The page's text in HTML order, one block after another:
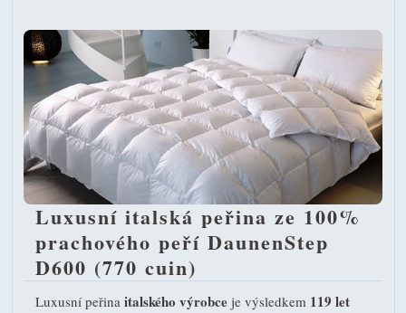
Luxusní italská peřina ze 100%
prachového peří DaunenStep
D600 (770 cuin)
Luxusní peřina italského výrobceje výsledkem 119 let